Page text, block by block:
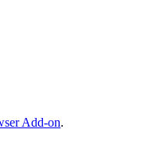
Add-on.